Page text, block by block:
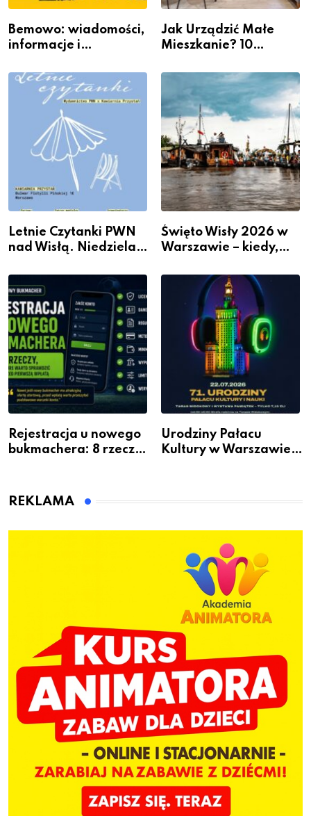
Bemowo: wiadomości,
informacje i
Jak Urządzić Małe
Mieszkanie? 10
Przestrzeni Bez
Kosztownego Remontu
Letnie Czytanki PWN
nad Wisłą. Niedziela z
dla siebie
Święto Wisły 2026 w
Warszawie – kiedy,
działo 2 sierpnia
Rejestracja u nowego
bukmachera: 8 rzeczy,
Urodziny Pałacu
Kultury w Warszawie –
REKLAMA